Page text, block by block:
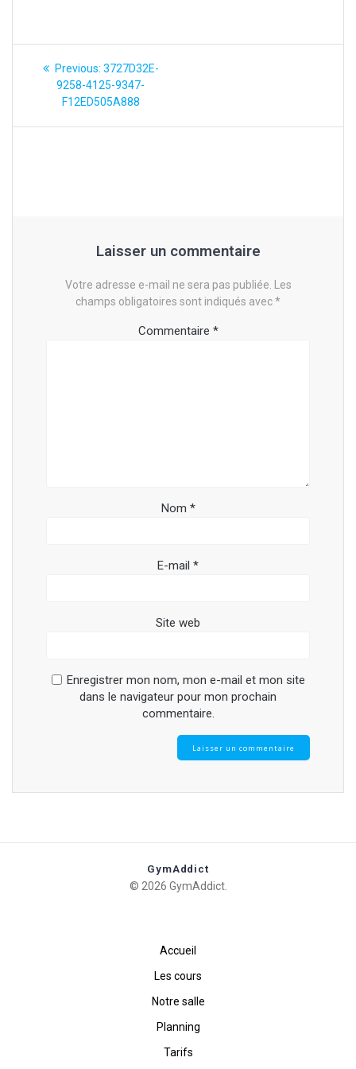
Navigation
l’article
Previous: Previous
post:
3727D32E-
9258-4125-9347-
F12ED505A888
Laisser un commentaire
Votre adresse e-mail ne sera pas publiée. Les
champs obligatoires sont indiqués avec*
Commentaire *
Nom *
E-mail *
Site web
Enregistrer mon nom, mon e-mail et mon site
dans le navigateur pour mon prochain
commentaire.
GymAddict
© 2026 GymAddict.
Accueil
Les cours
Notre salle
Planning
Tarifs